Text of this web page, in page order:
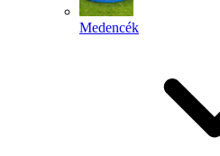
Medencék